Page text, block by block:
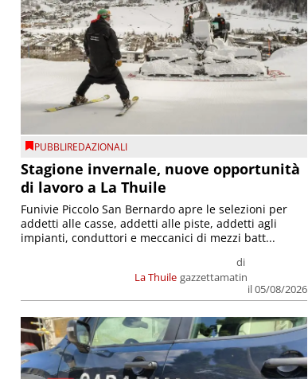
PUBBLIREDAZIONALI
Stagione invernale, nuove opportunità
di lavoro a La Thuile
La Thuile
di
gazzettamatin
il 05/08/2026
Funivie Piccolo San Bernardo apre le selezioni per
addetti alle casse, addetti alle piste, addetti agli
impianti, conduttori e meccanici di mezzi batt...